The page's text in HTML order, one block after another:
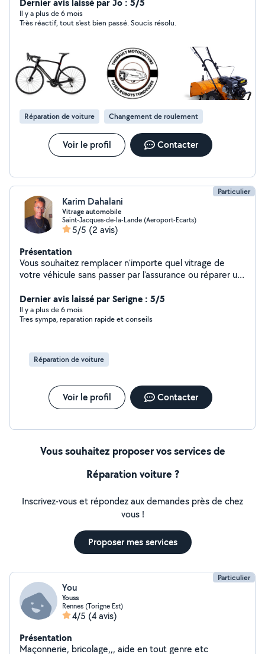
Il y a plus de 6 mois
Très réactif, tout s'est bien passé. Soucis résolu.
Réparation de voiture Changement de roulement
Voir le profil Contacter
Particulier
Karim Dahalani
Vitrage automobile
Saint-Jacques-de-la-Lande (Aeroport-Ecarts)
5/5 (2 avis)
Présentation
Vous souhaitez remplacer n'importe quel vitrage de
votre véhicule sans passer par l'assurance ou réparer un
faut. Vous fournissez votre vitrage et je vous le
remplace.
Dernier avis laissé par Serigne : 5/5
Il y a plus de 6 mois
Tres sympa, reparation rapide et conseils
Réparation de voiture
Voir le profil Contacter
Vous souhaitez proposer vos services de
Réparation voiture ?
Inscrivez-vous et répondez aux demandes près de chez
vous !
Proposer mes services
Particulier
You
Youss
Rennes (Torigne Est)
4/5 (4 avis)
Présentation
Maçonnerie, bricolage,,, aide en tout genre etc